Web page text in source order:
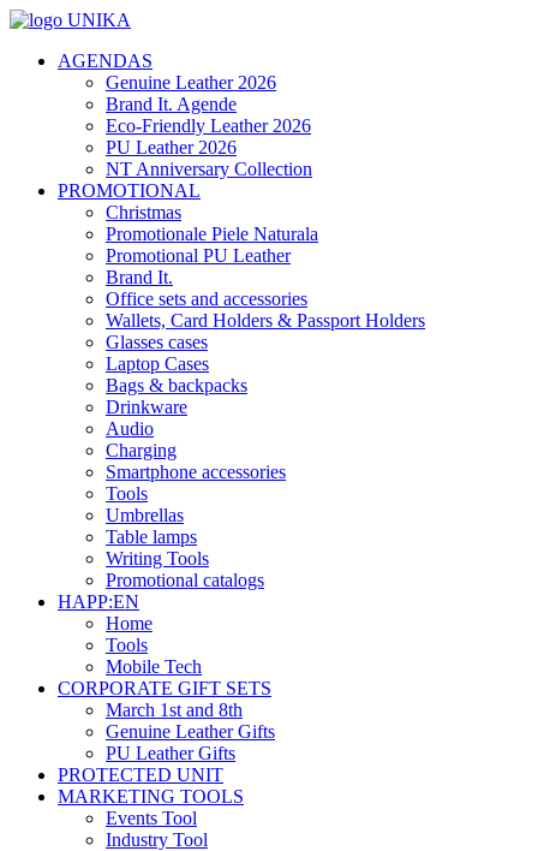
AGENDAS
Genuine Leather 2026
Brand It. Agende
Eco-Friendly Leather 2026
PU Leather 2026
NT Anniversary Collection
PROMOTIONAL
Christmas
Promotionale Piele Naturala
Promotional PU Leather
Brand It.
Office sets and accessories
Wallets, Card Holders & Passport Holders
Glasses cases
Laptop Cases
Bags & backpacks
Drinkware
Audio
Charging
Smartphone accessories
Tools
Umbrellas
Table lamps
Writing Tools
Promotional catalogs
HAPP:EN
Home
Tools
Mobile Tech
CORPORATE GIFT SETS
March 1st and 8th
Genuine Leather Gifts
PU Leather Gifts
PROTECTED UNIT
MARKETING TOOLS
Events Tool
Industry Tool